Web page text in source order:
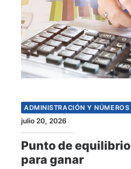
ADMINISTRACIÓN Y NÚMEROS
julio 20, 2026
Punto de
para ganar